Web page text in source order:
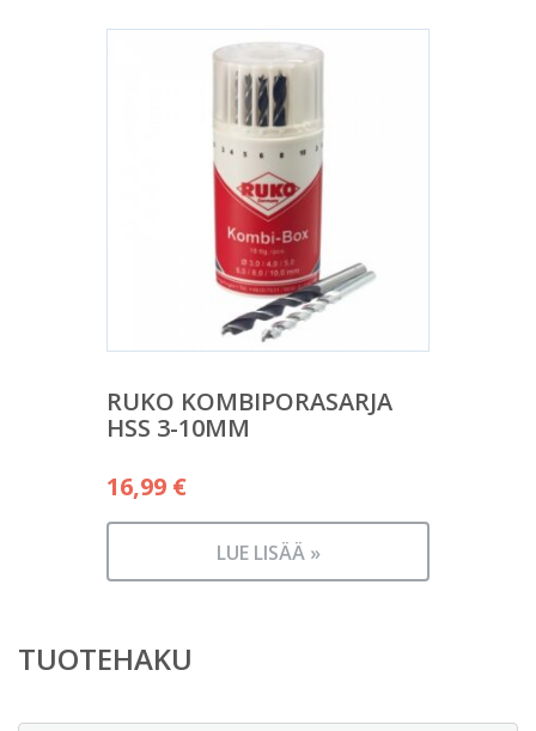
RUKO KOMBIPORASARJA
HSS 3-10MM
16,99 €
LUE LISÄÄ »
TUOTEHAKU